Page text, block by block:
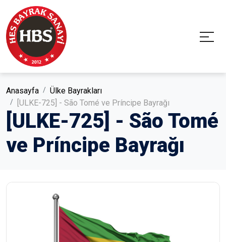
Anasayfa
Ülke Bayrakları
[ULKE-725] - São Tomé ve Príncipe Bayrağı
[ULKE-725] - São Tomé
ve Príncipe Bayrağı